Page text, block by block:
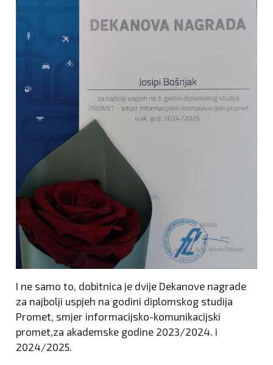
I ne samo to, dobitnica je dvije Dekanove nagrade
za najbolji uspjeh na godini diplomskog studija
Promet, smjer informacijsko-komunikacijski
promet,za akademske godine 2023/2024. i
2024/2025.